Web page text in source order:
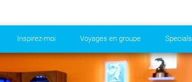
Inspirez-moi Voyages en groupe Specials